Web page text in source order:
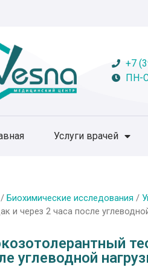
+7
ПН-
Услуги врачей
/ Биохимические исследования /
и через 2 часа после
углеводной